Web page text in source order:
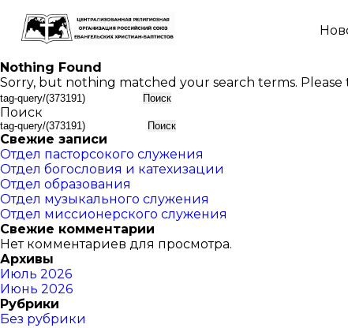
Nothing Found
Sorry, but nothing matched your search terms.
Найти:
Поиск
Поиск
Свежие записи
Отдел пасторсокого служения
Отдел богословия и катехизации
Отдел образования
Отдел музыкального служения
Отдел миссионерского служения
Свежие комментарии
Нет комментариев для просмотра.
Архивы
Июль 2026
Июнь 2026
Рубрики
Без рубрики